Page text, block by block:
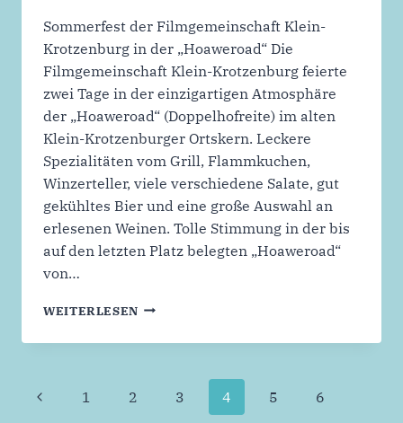
Sommerfest der Filmgemeinschaft Klein-
Krotzenburg in der „Hoaweroad“ Die
Filmgemeinschaft Klein-Krotzenburg feierte
zwei Tage in der einzigartigen Atmosphäre
der „Hoaweroad“ (Doppelhofreite) im alten
Klein-Krotzenburger Ortskern. Leckere
Spezialitäten vom Grill, Flammkuchen,
Winzerteller, viele verschiedene Salate, gut
gekühltes Bier und eine große Auswahl an
erlesenen Weinen. Tolle Stimmung in der bis
auf den letzten Platz belegten „Hoaweroad“
von…
WEITERLESEN SOMMERFEST
FILMGEMEINSCHAFT
Seitennavigation
Vorherige
1 2 3 4 5
6